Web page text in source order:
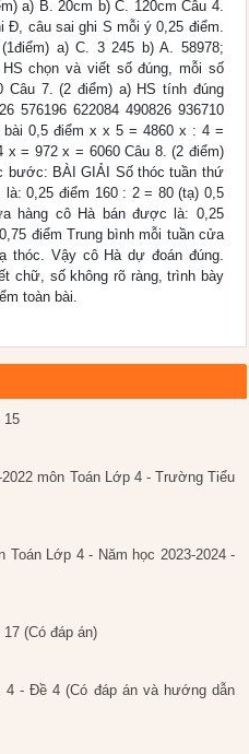
a) B. 20cm b) C. 120cm Câu 4.
Đ, câu sai ghi S mỗi ý 0,25 điểm.
a) C. 3 245 b) A. 58978;
HS chọn và viết số đúng, mỗi số
Câu 7. (2 điểm) a) HS tính đúng
576196 622084 490826 936710
bài 0,5 điểm x x 5 = 4860 x : 4 =
x = 972 x = 6060 Câu 8. (2 điểm)
bước: BÀI GIẢI Số thóc tuần thứ
0,25 điểm 160 : 2 = 80 (tạ) 0,5
hàng cô Hà bán được là: 0,25
điểm Trung bình mỗi tuần cửa
thóc. Vậy cô Hà dự đoán đúng.
chữ, số không rõ ràng, trình bày
toàn bài.
15
môn Toán Lớp 4 - Trường Tiểu
Lớp 4 - Năm học 2023-2024 -
(Có đáp án)
- Đề 4 (Có đáp án và hướng dẫn